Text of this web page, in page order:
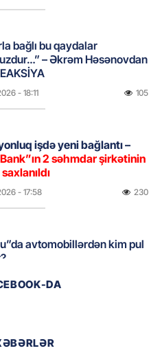
bağlı bu qaydalar
– Əkrəm Həsənovdan
- 18:11 105
işdə yeni bağlantı –
2 səhmdar şirkətinin
- 17:58 230
avtomobillərdən kim pul
REPORTAJ
DA